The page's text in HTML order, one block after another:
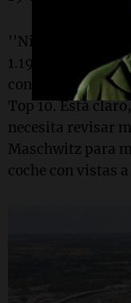
''Nico'' cerró el
1.191s de Dunne.
continúa sin
Top 10. Está
necesita revisar
Maschwitz para
coche con vistas